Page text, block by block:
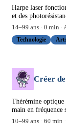
Harpe laser
et des
14–99 ans · 0 min ·
Technologie
Créer
Thérémine
main en fréquence
10–99 ans · 60 min ·